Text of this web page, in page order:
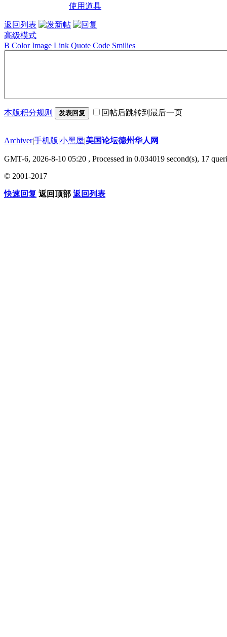
使用道具
返回列表
高级模式
B Color Image Link Quote Code Smilies
本版积分规则 发表回复 回帖后跳转到最后一页
Archiver|手机版|小黑屋|美国论坛德州华人网
GMT-6, 2026-8-10 05:20 , Processed in 0.034019 second(s), 17
© 2001-2017
快速回复 返回顶部 返回列表